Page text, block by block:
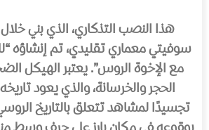
هذا النصب التذكاري، الذي بني
سوفيتي معماري تقليدي، تم إنشاؤه
مع الإخوة الروس”. يعتبر الهيكل
تجسيدًا لمشاهد تتعلق بالتاريخ